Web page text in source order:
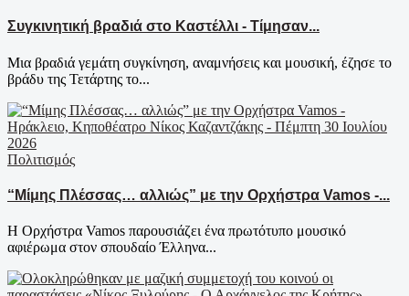
Συγκινητική βραδιά στο Καστέλλι - Τίμησαν...
Μια βραδιά γεμάτη συγκίνηση, αναμνήσεις και μουσική, έζησε το
βράδυ της Τετάρτης το...
Πολιτισμός
“Μίμης Πλέσσας… αλλιώς” με την Ορχήστρα Vamos -...
Η Ορχήστρα Vamos παρουσιάζει ένα πρωτότυπο μουσικό
αφιέρωμα στον σπουδαίο Έλληνα...